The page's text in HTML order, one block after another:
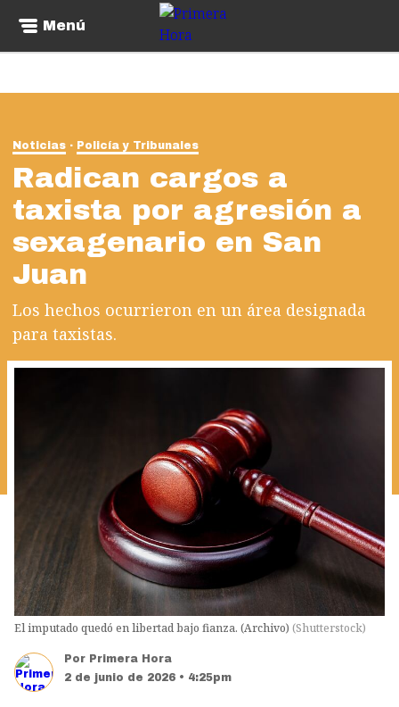
Menú
Noticias Policía y Tribunales
Radican cargos a
taxista por agresión a
sexagenario en San
Juan
Los hechos ocurrieron en un área designada
para taxistas.
El imputado quedó en libertad bajo fianza. (Archivo) (Shutterstock)
Por Primera Hora
2 de junio de 2026 • 4:25pm